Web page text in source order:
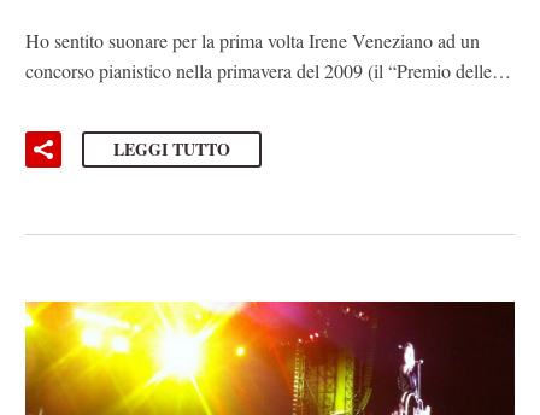
Ho sentito suonare per la prima volta Irene Veneziano ad un
concorso pianistico nella primavera del 2009 (il “Premio delle…
LEGGI TUTTO